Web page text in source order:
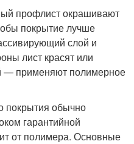
профлист окрашивают
покрытие лучше
слой и
лист красят или
— применяют полимерное
покрытия обычно
гарантийной
от полимера. Основные